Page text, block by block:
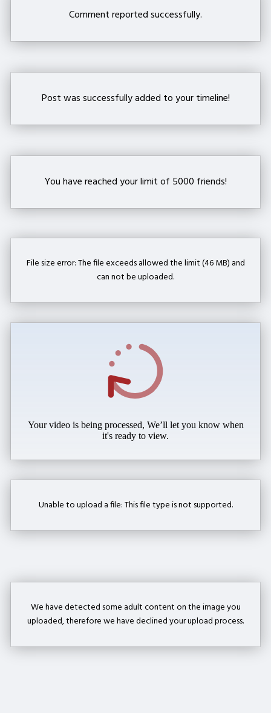
Comment reported successfully.
Post was successfully added to your timeline!
You have reached your limit of 5000 friends!
File size error: The file exceeds allowed the limit (46 MB) and
can not be uploaded.
Your video is being processed, We’ll let you know when
it's ready to view.
Unable to upload a file: This file type is not supported.
We have detected some adult content on the image you
uploaded, therefore we have declined your upload process.